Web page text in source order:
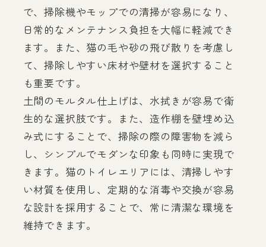
で、掃除機やモップでの清掃が容易になり、
日常的なメンテナンス負担を大幅に軽減でき
ます。また、猫の毛や砂の飛び散りを考慮し
て、掃除しやすい床材や壁材を選択すること
も重要です。
土間のモルタル仕上げは、水拭きが容易で衛
生的な選択肢です。また、造作棚を壁埋め込
み式にすることで、掃除の際の障害物を減ら
し、シンプルでモダンな印象も同時に実現で
きます。猫のトイレエリアには、清掃しやす
い材質を使用し、定期的な消毒や交換が容易
な設計を採用することで、常に清潔な環境を
維持できます。